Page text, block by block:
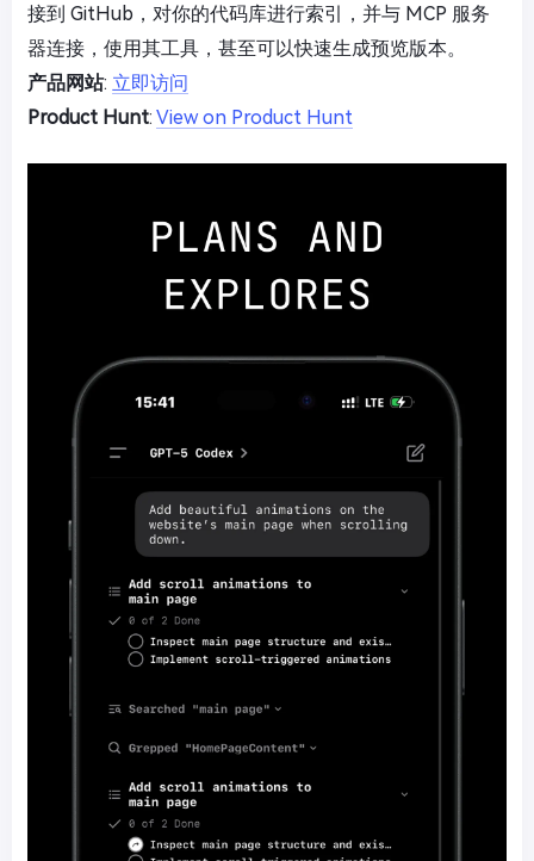
接到 GitHub，对你的代码库进行索引，并与 MCP 服务
器连接，使用其工具，甚至可以快速生成预览版本。
产品网站: 立即访问
Product Hunt: View on Product Hunt